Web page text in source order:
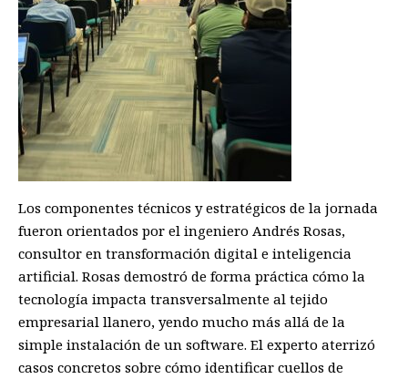
Los componentes técnicos y estratégicos de la jornada
fueron orientados por el ingeniero Andrés Rosas,
consultor en transformación digital e inteligencia
artificial. Rosas demostró de forma práctica cómo la
tecnología impacta transversalmente al tejido
empresarial llanero, yendo mucho más allá de la
simple instalación de un software. El experto aterrizó
casos concretos sobre cómo identificar cuellos de